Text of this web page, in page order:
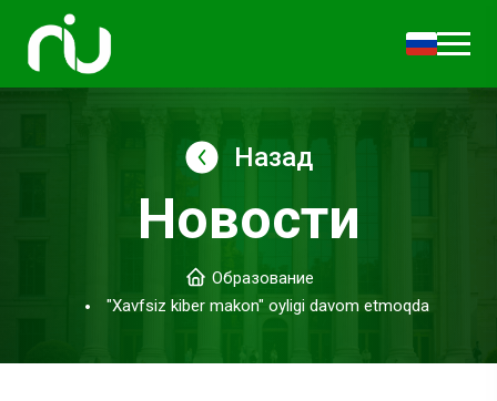
Назад
Новости
Образование
"Xavfsiz kiber makon" oyligi davom etmoqda